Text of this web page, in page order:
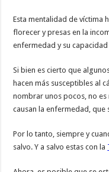
Esta mentalidad de víctima
florecer y presas en la
enfermedad y su
Si bien es cierto que
hacen más susceptibles al
nombrar unos pocos, no
causan la enfermedad, que
Por lo tanto, siempre y
salvo. Y a salvo estas con la